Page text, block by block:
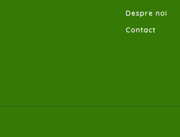
Despre noi
Contact